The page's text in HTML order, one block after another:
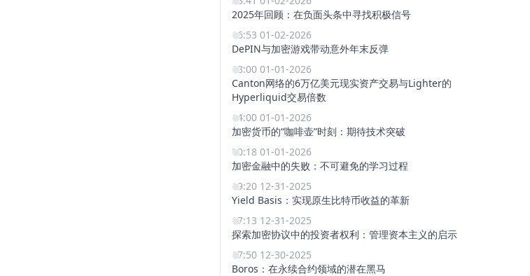
2025年回顾：在负面头条中寻找积极信号
16:53 01-02-2026
DePIN与加密游戏带动意外年末反弹
18:00 01-01-2026
Canton网络的6万亿美元现实资产交易与Lighter的
Hyperliquid交易倍数
14:00 01-01-2026
加密货币的“咖啡壶”时刻：期待技术突破
00:18 01-01-2026
加密金融中的失败：不可避免的学习过程
19:20 12-31-2025
Yield Basis：实现原生比特币收益的革新
17:13 12-31-2025
探索加密协议中的投资者权利：管理资本主义的启示
17:50 12-30-2025
Boros：在永续合约领域的潜在黑马